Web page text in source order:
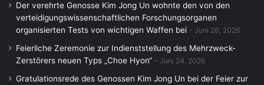
Der verehrte Genosse Kim Jong Un wohnte den von den
verteidigungswissenschaftlichen Forschungsorganen
organisierten Tests von wichtigen Waffen bei
Juni 26, 2026
Feierliche Zeremonie zur Indienststellung des Mehrzweck-
Zerstörers neuen Typs „Choe Hyon“
Juni 24, 2026
Gratulationsrede des Genossen Kim Jong Un bei der Feier zur